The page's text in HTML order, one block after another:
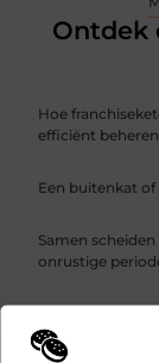
Ontdek
Hoe
efficiënt beheren
Een buitenkat
Samen
onrustige